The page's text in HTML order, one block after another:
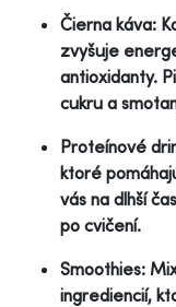
Čierna káva:
zvyšuje
antioxidanty.
cukru a
Proteínové
ktoré
vás na dlhší
po cvičení.
Smoothies:
ingrediencií,